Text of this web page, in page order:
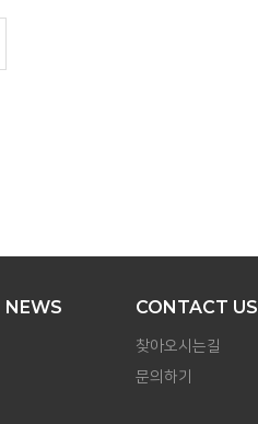
NEWS CONTACT US
찾아오시는길
문의하기